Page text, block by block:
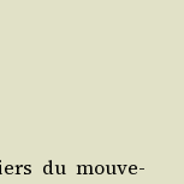
du mou­ve­